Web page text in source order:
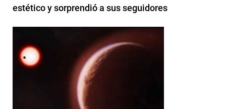
estético y sorprendió a sus seguidores